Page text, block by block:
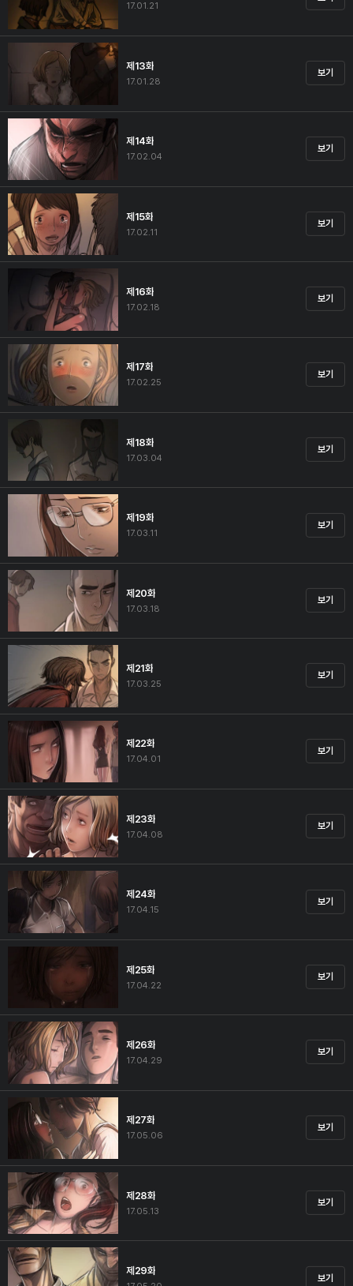
17.01.21
제13화
17.01.28
보기
제14화
17.02.04
보기
제15화
17.02.11
보기
제16화
17.02.18
보기
제17화
17.02.25
보기
제18화
17.03.04
보기
제19화
17.03.11
보기
제20화
17.03.18
보기
제21화
17.03.25
보기
제22화
17.04.01
보기
제23화
17.04.08
보기
제24화
17.04.15
보기
제25화
17.04.22
보기
제26화
17.04.29
보기
제27화
17.05.06
보기
제28화
17.05.13
보기
제29화
보기